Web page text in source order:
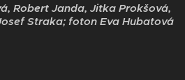
Robert Janda, Jitka Prokšová,
Straka; foton Eva Hubatová